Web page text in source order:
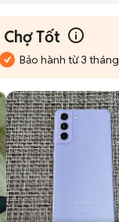
Tốt
Bảo hành từ 3 tháng